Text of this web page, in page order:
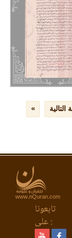
www.nQuran.com
تابعونا
على :